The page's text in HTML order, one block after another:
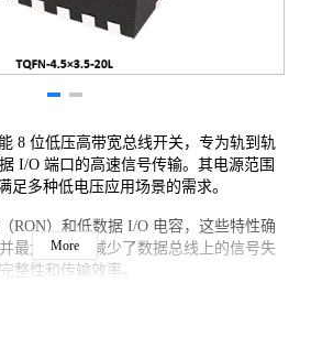
8 位低压高带宽总线开关，专为轨到轨
I/O 端口的高速信号传输。其电源范围
足多种低电压应用场景的需求。
RON）和低数据 I/O 电容，这些特性确
最大限度地减少了数据总线上的信号失
整性和传输效率。
More